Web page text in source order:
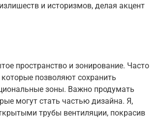
и историзмов, делая акцент
пространство и зонирование. Часто
позволяют сохранить
зоны. Важно продумать
могут стать частью дизайна. Я,
трубы вентиляции, покрасив